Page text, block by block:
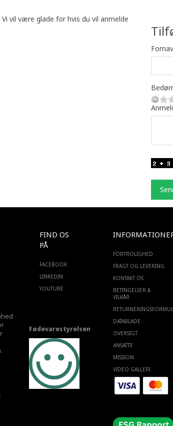
vil være glade for hvis du vil anmelde
FIND OS
PÅ
FACEBOOK
LINKEDIN
YOUTUBE
Fødevarestyrelsen
FORTROLIGHED
FRAGT OG LEVERING
KONTAKT OS
BETINGELSER &
VILKÅR
DATABLADE
OVERSIGT
ANSATTE
MISSION
VIDEO GALLERI